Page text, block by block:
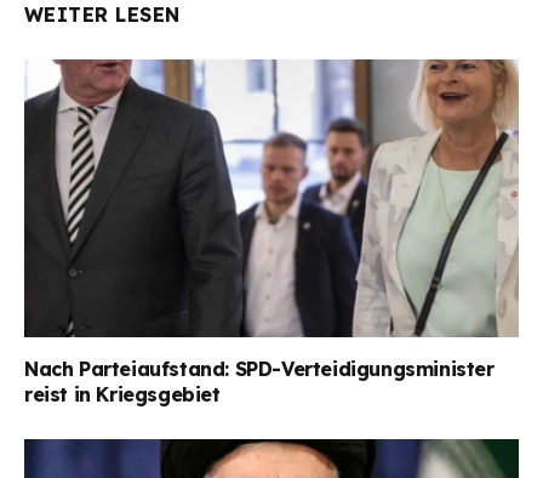
WEITER LESEN
Nach Parteiaufstand: SPD-Verteidigungsminister
reist in Kriegsgebiet